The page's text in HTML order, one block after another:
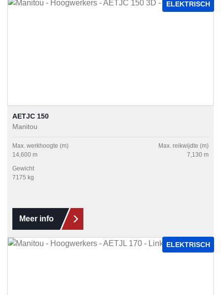
ELEKTRISCH
AETJC 150
Manitou
Max. werkhoogte (m)
14,600 m
Max. reikwijdte (m)
7,130 m
Gewicht
7175 kg
Meer info
ELEKTRISCH